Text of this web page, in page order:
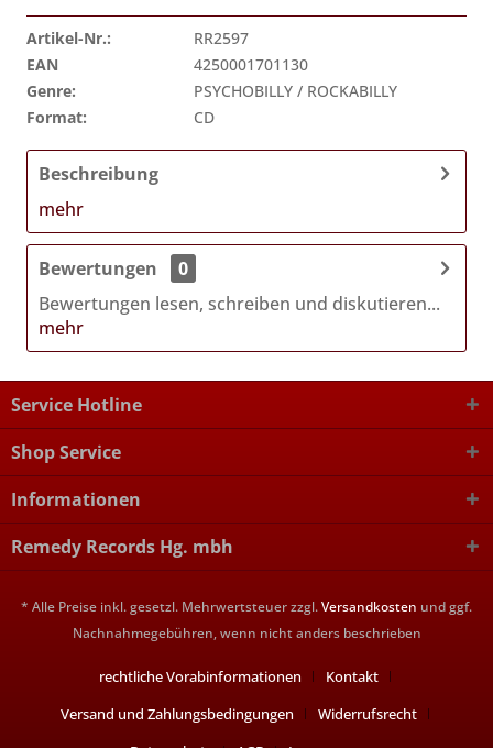
Artikel-Nr.:
RR2597
EAN
4250001701130
Genre:
PSYCHOBILLY / ROCKABILLY
Format:
CD
Beschreibung
mehr
Bewertungen
0
Bewertungen lesen, schreiben und diskutieren...
mehr
Service Hotline
Shop Service
Informationen
Remedy Records Hg. mbh
* Alle Preise inkl. gesetzl. Mehrwertsteuer zzgl.Versandkosten und ggf.
Nachnahmegebühren, wenn nicht anders beschrieben
rechtliche Vorabinformationen
Kontakt
Versand und Zahlungsbedingungen
Widerrufsrecht